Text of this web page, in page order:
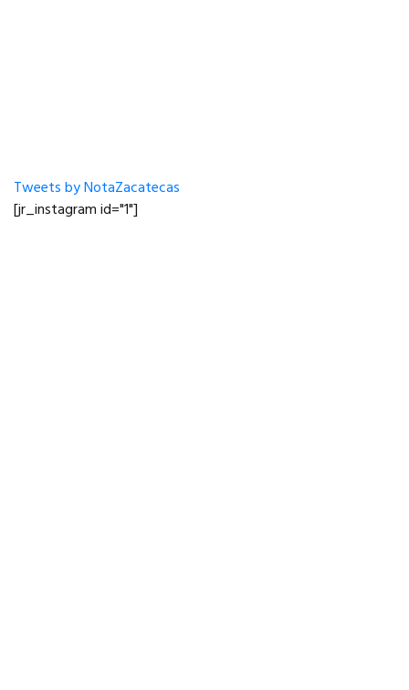
Tweets by NotaZacatecas
[jr_instagram id="1"]